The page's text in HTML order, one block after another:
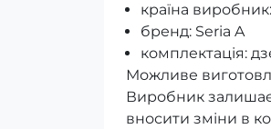
країна
бренд: Seria A
комплектація:
Можливе
Виробник
вносити зміни в